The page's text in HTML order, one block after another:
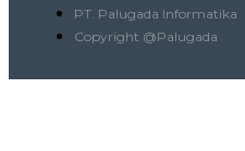
PT. Palugada Informatika
Copyright @Palugada